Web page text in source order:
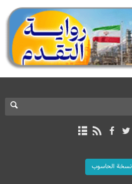
نسخة الحاسوب